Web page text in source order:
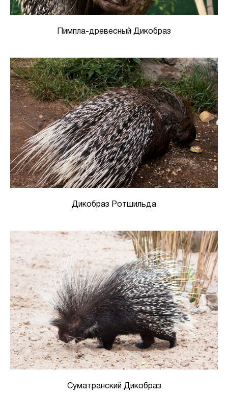
Пимпла-древесный Дикобраз
Дикобраз Ротшильда
Суматранский Дикобраз